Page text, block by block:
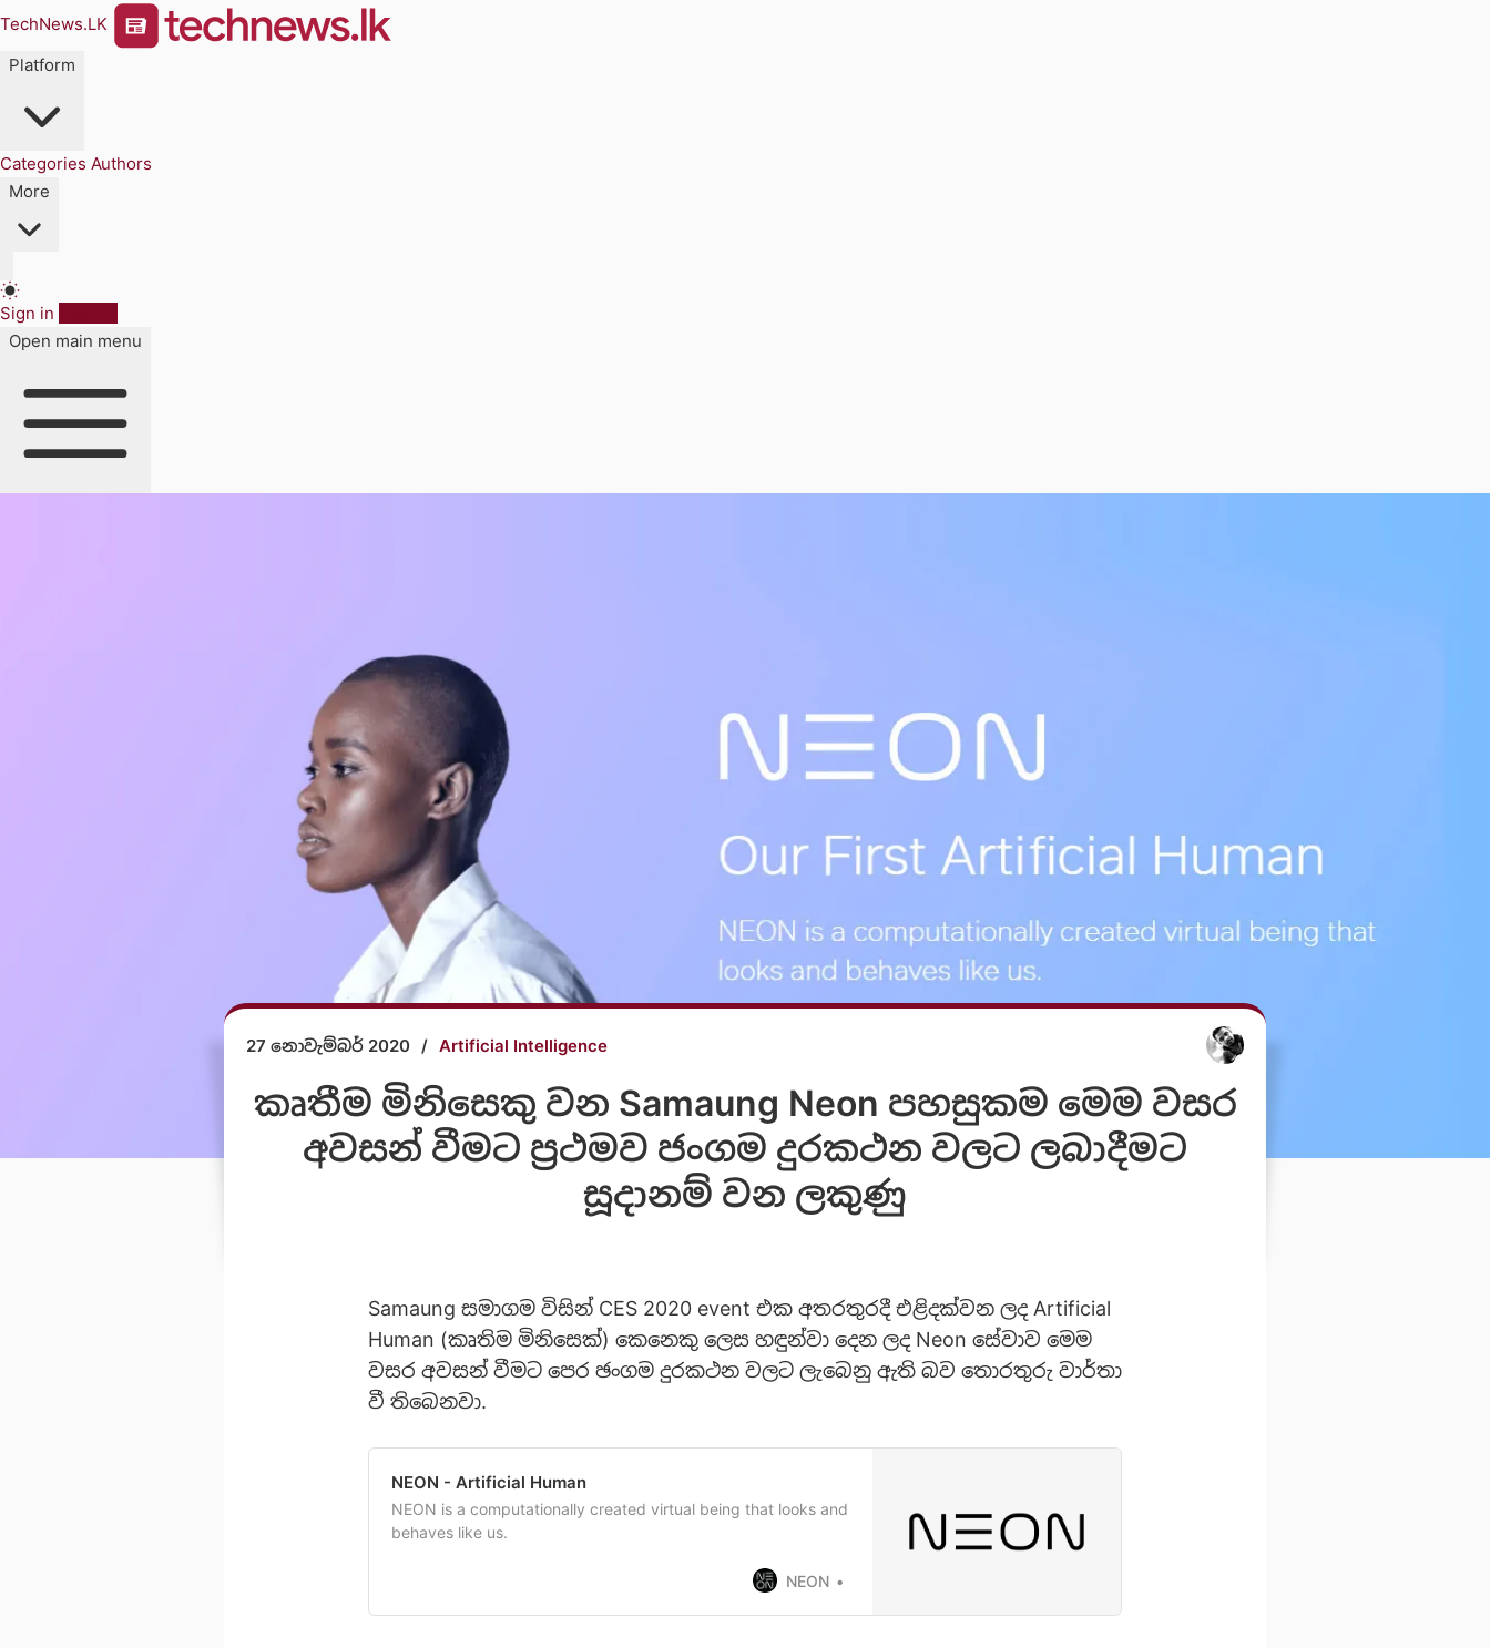
TechNews.LK
Platform
Categories Authors
More
Sign in
Open main menu
27 නොවැම්බර් 2020 / Artificial Intelligence
කෘතීම මිනිසෙකු වන Samaung Neon පහසුකම මෙම වසර
අවසන් වීමට ප්‍රථමව ජංගම දුරකථන වලට ලබාදීමට
සූදානම් වන ලකුණු
Samaung සමාගම විසින් CES 2020 event එක අතරතුරදී එළිදක්වන ලද Artificial
Human (කෘතිම මිනිසෙක්) කෙනෙකු ලෙස හඳුන්වා දෙන ලද Neon සේවාව මෙම
වසර අවසන් වීමට පෙර ඡංගම දුරකථන වලට ලැබෙනු ඇති බව තොරතුරු වාර්තා
වී තිබෙනවා.
NEON - Artificial Human
NEON is a computationally created virtual being that looks and
behaves like us.
NEON